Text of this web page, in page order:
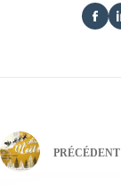
PRÉCÉDENT